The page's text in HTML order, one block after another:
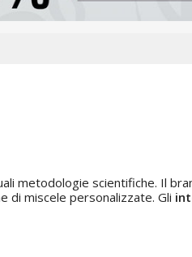
metodologie scientifiche. Il
di miscele personalizzate. Gli